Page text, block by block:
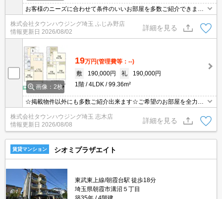
お客様のニーズに合わせて条件のいいお部屋を多数ご紹介できます♪
情報数No.1のタウンハウジングまで是非お問い合わせください！
株式会社タウンハウジング埼玉 ふじみ野店
情報更新日 2026/08/02
詳細を見る
画像：2枚
19万円(管理費等：--)
敷
190,000円 礼
190,000円
1階
4LDK 99.36m²
☆掲載物件以外にも多数ご紹介出来ます☆ご希望のお部屋を全力で
お探しさせて頂きます♪
株式会社タウンハウジング埼玉 志木店
情報更新日 2026/08/08
詳細を見る
賃貸マンション シオミプラザエイト
東武東上線/朝霞台駅 徒歩18分
埼玉県朝霞市溝沼５丁目